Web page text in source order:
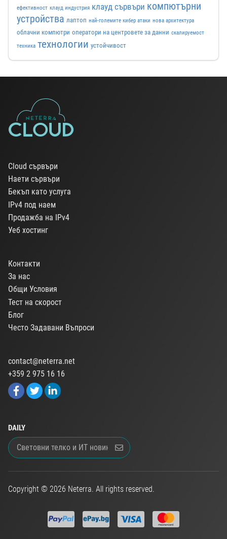
ефективност клауд индустрия клауд сървъри компютърни
устройства лаптоп най-големите кибер атаки нова архитектура
облачни компютри оператори на центровете за данни скалируемост
техника технологии устойчивост
Cloud сървъри
Наети сървъри
Бекъп като услуга
IPv4 под наем
Продажба на IPv4
Уеб хостинг
Контакти
За нас
Общи Условия
Тест на скорост
Блог
Често Задавани Въпроси
contact@neterra.net
+359 2 975 16 16
DAILY
Copyright © 2026 Neterra. All rights reserved.